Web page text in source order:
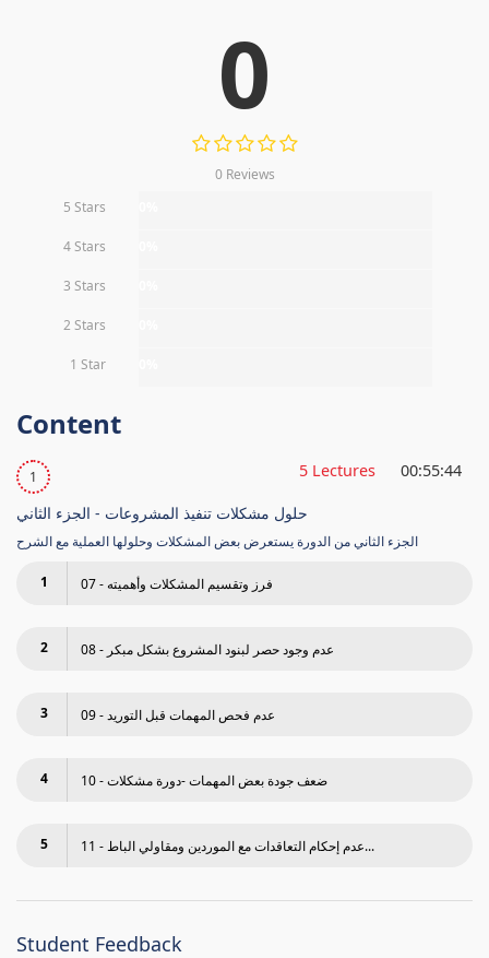
0
0 Reviews
5 Stars
4 Stars
3 Stars
2 Stars
1 Star
Content
1 5 Lectures 00:55:44
حلول مشكلات تنفيذ المشروعات - الجزء الثاني
الجزء الثاني من الدورة يستعرض بعض المشكلات وحلولها العملية مع الشرح
1 07 - فرز وتقسيم المشكلات وأهميته
2 08 - عدم وجود حصر لبنود المشروع بشكل مبكر
3 09 - عدم فحص المھمات قبل التوريد
4 10 - ضعف جودة بعض المھمات -دورة مشكلات
5 11 - عدم إحكام التعاقدات مع الموردين ومقاولي الباط...
Student Feedback